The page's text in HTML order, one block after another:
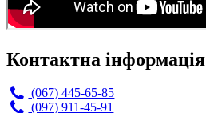
Контактна інформація
(067) 445-65-85
(097) 911-45-91